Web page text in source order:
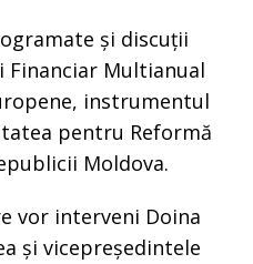
și discuții
Multianual
instrumentul
pentru Reformă
Moldova.
vor interveni Doina
și vicepreședintele